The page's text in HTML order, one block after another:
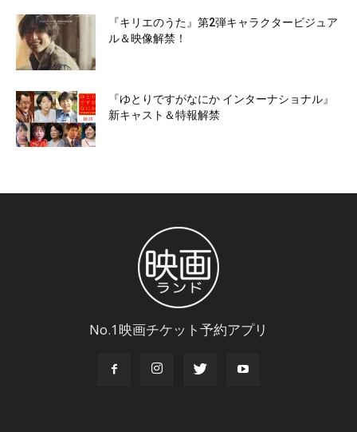
『キリエのうた』第2弾キャラクタービジュア
ル＆映像解禁！
『ゆとりですがなにか インターナショナル』
新キャスト＆特報解禁
No.1映画チケット予約アプリ